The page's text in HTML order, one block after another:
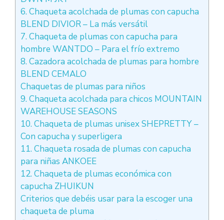
6. Chaqueta acolchada de plumas con capucha
BLEND DIVIOR – La más versátil
7. Chaqueta de plumas con capucha para
hombre WANTDO – Para el frío extremo
8. Cazadora acolchada de plumas para hombre
BLEND CEMALO
Chaquetas de plumas para niños
9. Chaqueta acolchada para chicos MOUNTAIN
WAREHOUSE SEASONS
10. Chaqueta de plumas unisex SHEPRETTY –
Con capucha y superligera
11. Chaqueta rosada de plumas con capucha
para niñas ANKOEE
12. Chaqueta de plumas económica con
capucha ZHUIKUN
Criterios que debéis usar para la escoger una
chaqueta de pluma